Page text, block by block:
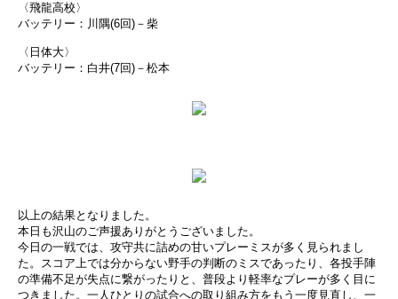
〈飛龍高校〉
バッテリー：川隅(6回)－柴
〈日体大〉
バッテリー：白井(7回)－松本
以上の結果となりました。
本日も沢山のご声援ありがとうございました。
今日の一戦では、攻守共に詰めの甘いプレーミスが多く見られまし
た。スコア上では分からない野手の判断のミスであったり、各投手陣
の準備不足が失点に繋がったりと、普段より軽率なプレーが多く目に
つきました。一人ひとりの試合への取り組み方をもう一度見直し、一